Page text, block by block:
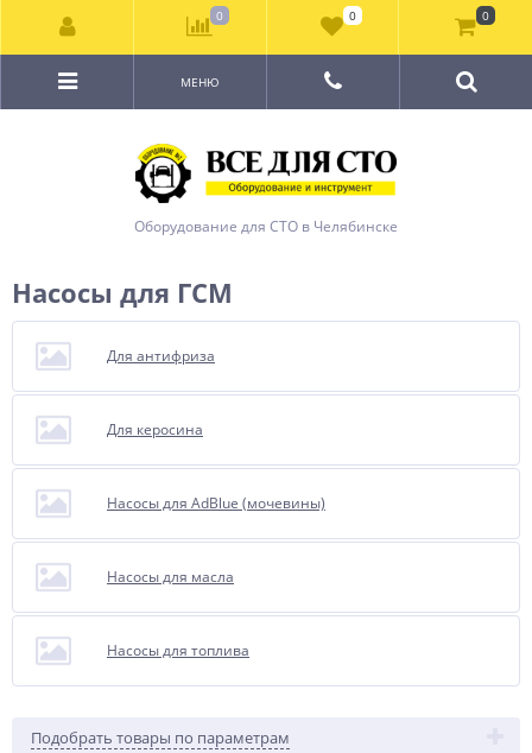
Оборудование для СТО в Челябинске
МЕНЮ
Насосы для ГСМ
Для антифриза
Для керосина
Насосы для AdBlue (мочевины)
Насосы для масла
Насосы для топлива
Подобрать товары по параметрам
0 0 0